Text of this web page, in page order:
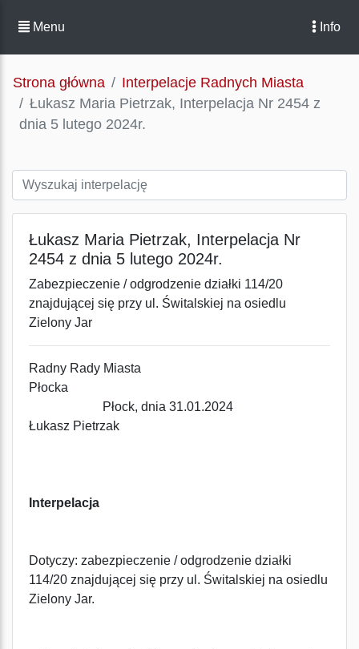
Menu Info
Strona główna
Interpelacje Radnych Miasta
Łukasz Maria Pietrzak, Interpelacja Nr 2454 z
dnia 5 lutego 2024r.
Łukasz Maria Pietrzak, Interpelacja Nr
2454 z dnia 5 lutego 2024r.
Zabezpieczenie / odgrodzenie działki 114/20
znajdującej się przy ul. Świtalskiej na osiedlu
Zielony Jar
Radny Rady Miasta
Płocka
Płock, dnia 31.01.2024
Łukasz Pietrzak
Interpelacja
Dotyczy: zabezpieczenie / odgrodzenie działki
114/20 znajdującej się przy ul. Świtalskiej na osiedlu
Zielony Jar.